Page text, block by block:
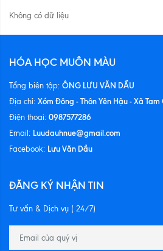
Không có dữ liệu
HÓA HỌC MUÔN MÀU
Tổng biên tập: ÔNG LƯU VĂN DẦU
Địa chỉ: Xóm Đông - Thôn Yên Hậu - Xã
Điện thoại: 0987577286
Email: Luudauhnue@gmail.com
Facebook: Lưu Văn Dầu
ĐĂNG KÝ NHẬN TIN
Tư vấn & Dịch vụ ( 24/7)